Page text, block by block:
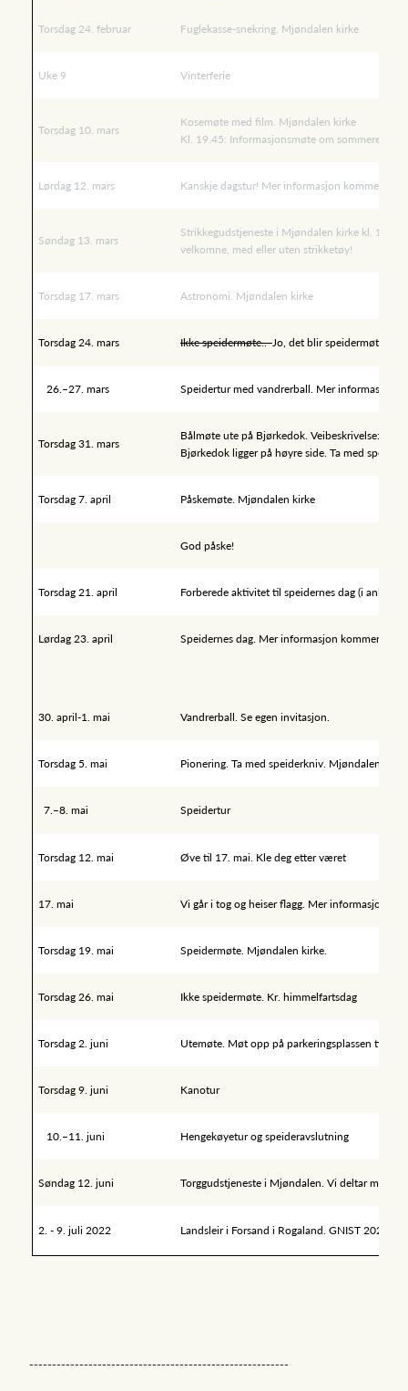
Torsdag 24. februar Fuglekasse-snekring. Mjøndalen kirke
Uke 9 Vinterferie
Torsdag 10. mars
Kosemøte med film. Mjøndalen kirke
Kl. 19.45: Informasjonsmøte om sommerens
Lørdag 12. mars Kanskje dagstur! Mer informasjon kommer.
Søndag 13. mars
Strikkegudstjeneste i Mjøndalen kirke kl. 11.
velkomne, med eller uten strikketøy!
Torsdag 17. mars Astronomi. Mjøndalen kirke
Torsdag 24. mars Ikke speidermøte..Jo, det blir speidermøte!
26.–27. mars Speidertur med vandrerball. Mer informasjon
Torsdag 31. mars
Bålmøte ute på Bjørkedok. Veibeskrivelse:
Bjørkedok ligger på høyre side. Ta med
Torsdag 7. april Påskemøte. Mjøndalen kirke
God påske!
Torsdag 21. april Forberede aktivitet til speidernes dag (i
Lørdag 23. april
30. april-1. mai
Speidernes dag. Mer informasjon kommer
Vandrerball. Se egen invitasjon.
Torsdag 5. mai Pionering. Ta med speiderkniv. Mjøndalen kirke
7.–8. mai Speidertur
Torsdag 12. mai Øve til 17. mai. Kle deg etter været
17. mai Vi går i tog og heiser flagg. Mer informasjon
Torsdag 19. mai Speidermøte. Mjøndalen kirke.
Torsdag 26. mai Ikke speidermøte. Kr. himmelfartsdag
Torsdag 2. juni Utemøte. Møt opp på parkeringsplassen til
Torsdag 9. juni Kanotur
10.–11. juni Hengekøyetur og speideravslutning
Søndag 12. juni Torggudstjeneste i Mjøndalen. Vi deltar med
2. - 9. juli 2022 Landsleir i Forsand i Rogaland. GNIST 2022!
---------------------------------------------------------